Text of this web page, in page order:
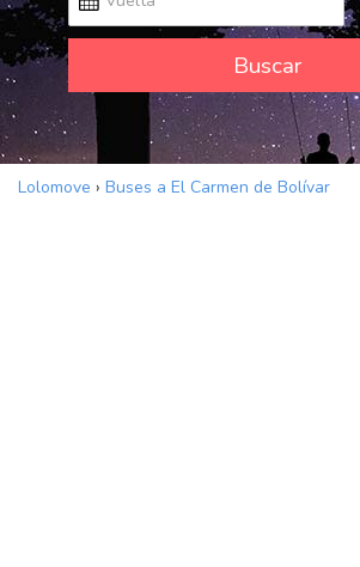
Buscar
Lolomove › Buses a El Carmen de Bolívar